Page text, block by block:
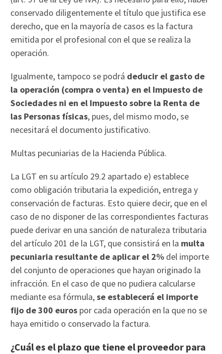
conservado diligentemente el título que justifica ese
derecho, que en la mayoría de casos es la factura
emitida por el profesional con el que se realiza la
operación.
Igualmente, tampoco se podrá deducir el gasto de
la operación (compra o venta) en el Impuesto de
Sociedades ni en el Impuesto sobre la Renta de
las Personas físicas, pues, del mismo modo, se
necesitará el documento justificativo.
Multas pecuniarias de la Hacienda Pública.
La LGT en su artículo 29.2 apartado e) establece
como obligación tributaria la expedición, entrega y
conservación de facturas. Esto quiere decir, que en el
caso de no disponer de las correspondientes facturas
puede derivar en una sanción de naturaleza tributaria
del artículo 201 de la LGT, que consistirá en la multa
pecuniaria resultante de aplicar el 2% del importe
del conjunto de operaciones que hayan originado la
infracción. En el caso de que no pudiera calcularse
mediante esa fórmula,se establecerá el importe
fijo de 300 euros por cada operación en la que no se
haya emitido o conservado la factura.
¿Cuál es el plazo que tiene el proveedor para